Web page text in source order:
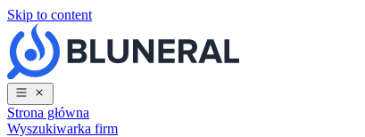
Skip to content
Strona główna
Wyszukiwarka firm